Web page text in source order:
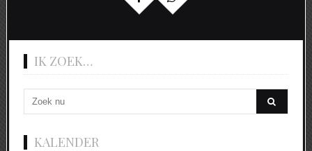
IK ZOEK…
KALENDER